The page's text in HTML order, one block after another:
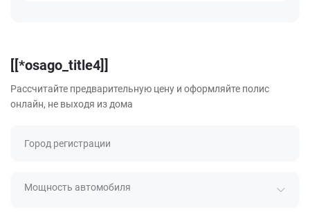
[[*osago_title4]]
Рассчитайте предварительную цену и оформляйте полис
онлайн, не выходя из дома
Город регистрации
Мощность автомобиля